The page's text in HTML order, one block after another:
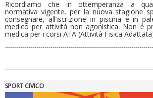
Luglio 2026: "Pensando con i piedi, si
rivoluzioni"
Ricordiamo che in ottemperanza a
normativa vigente, per la nuova stagione
consegnare, all’iscrizione in piscina e in
medico per attività non agonistica. Non è
medica per i corsi AFA (Attività Fisica
SPORT CIVICO